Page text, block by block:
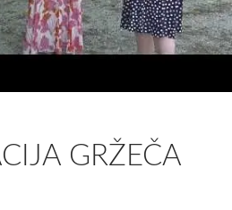
GRŽEČA